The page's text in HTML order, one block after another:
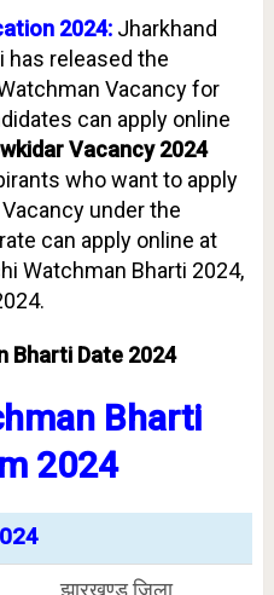
2024: Jharkhand
has released the
Vacancy for
can apply online
Vacancy 2024
who want to apply
under the
can apply online at
Watchman Bharti 2024,
Bharti Date 2024
Bharti
2024
झारखण्ड जिला